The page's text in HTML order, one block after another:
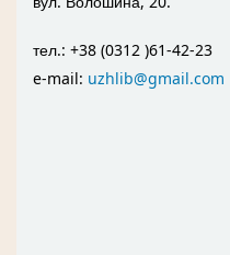
тел.: +38 (0312 )61-42-23
e-mail: uzhlib@gmail.com